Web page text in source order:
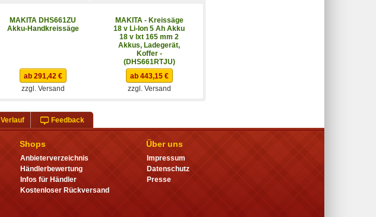
MAKITA DHS661ZU
Akku-Handkreissäge
MAKITA - Kreissäge
18 v Li-Ion 5 Ah Akku
18 v lxt 165 mm 2
Akkus, Ladegerät,
Koffer -
(DHS661RTJU)
ab 291,42 €
zzgl. Versand
ab 443,15 €
zzgl. Versand
Verlauf Feedback
Shops
Anbieterverzeichnis
Händlerbewertung
Infos für Händler
Kostenloser Rückversand
Über uns
Impressum
Datenschutz
Presse